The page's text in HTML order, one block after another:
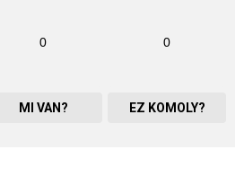
0
MI VAN?
0
EZ KOMOLY?